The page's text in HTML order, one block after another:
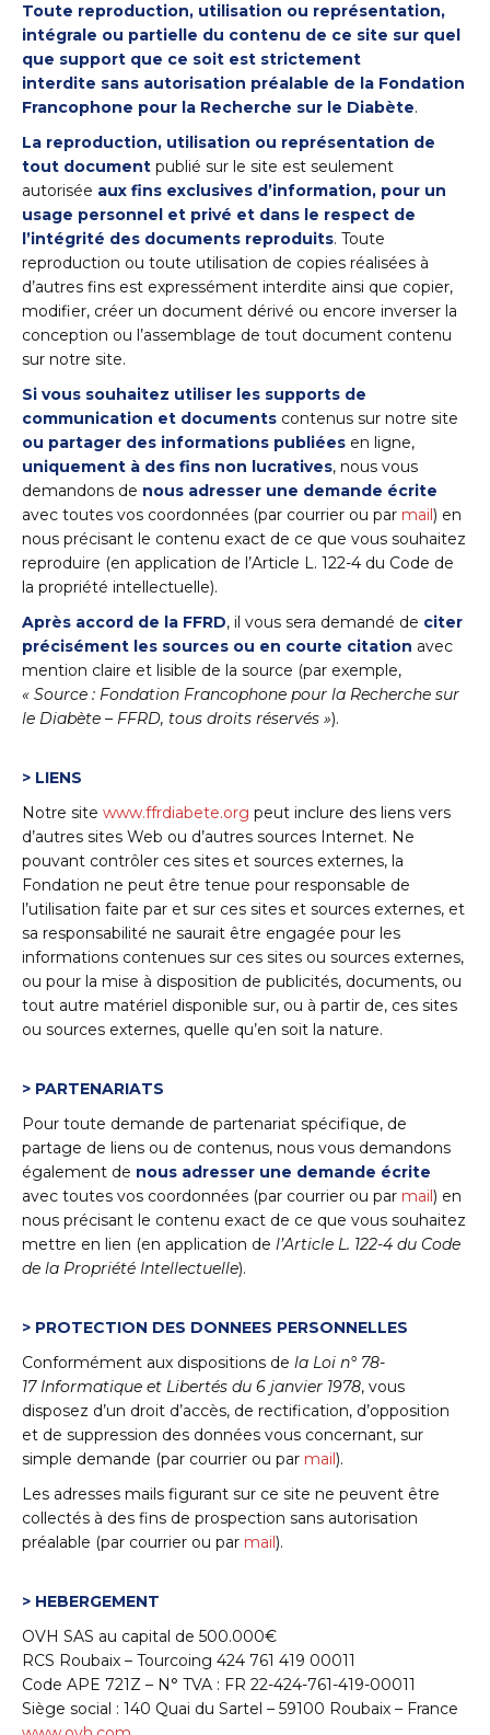
Toute reproduction, utilisation ou représentation,
intégrale ou partielle du contenu de ce site sur quel
que support que ce soit est strictement
interdite sans autorisation préalable de la Fondation
Francophone pour la Recherche sur le Diabète.
La reproduction, utilisation ou représentation de
tout document publié sur le site est seulement
autorisée aux fins exclusives d’information, pour un
usage personnel et privé et dans le respect de
l’intégrité des documents reproduits. Toute
reproduction ou toute utilisation de copies réalisées à
d’autres fins est expressément interdite ainsi que copier,
modifier, créer un document dérivé ou encore inverser la
conception ou l’assemblage de tout document contenu
sur notre site.
Si vous souhaitez utiliser les supports de
communication et documents contenus sur notre site
ou partager des informations publiées en ligne,
uniquement à des fins non lucratives, nous vous
demandons de nous adresser une demande écrite
avec toutes vos coordonnées (par courrier ou par mail) en
nous précisant le contenu exact de ce que vous souhaitez
reproduire (en application de l’Article L. 122-4 du Code de
la propriété intellectuelle).
Après accord de la FFRD, il vous sera demandé de citer
précisément les sources ou en courte citation avec
mention claire et lisible de la source (par exemple,
« Source : Fondation Francophone pour la Recherche sur
le Diabète – FFRD, tous droits réservés »).
> LIENS
Notre site www.ffrdiabete.org peut inclure des liens vers
d’autres sites Web ou d’autres sources Internet. Ne
pouvant contrôler ces sites et sources externes, la
Fondation ne peut être tenue pour responsable de
l’utilisation faite par et sur ces sites et sources externes, et
sa responsabilité ne saurait être engagée pour les
informations contenues sur ces sites ou sources externes,
ou pour la mise à disposition de publicités, documents, ou
tout autre matériel disponible sur, ou à partir de, ces sites
ou sources externes, quelle qu’en soit la nature.
> PARTENARIATS
Pour toute demande de partenariat spécifique, de
partage de liens ou de contenus, nous vous demandons
également de nous adresser une demande écrite
avec toutes vos coordonnées (par courrier ou par mail) en
nous précisant le contenu exact de ce que vous souhaitez
mettre en lien (en application de l’Article L. 122-4 du Code
de la Propriété Intellectuelle).
> PROTECTION DES DONNEES PERSONNELLES
Conformément aux dispositions de la Loi n° 78-
17 Informatique et Libertés du 6 janvier 1978, vous
disposez d’un droit d’accès, de rectification, d’opposition
et de suppression des données vous concernant, sur
simple demande (par courrier ou par mail).
Les adresses mails figurant sur ce site ne peuvent être
collectés à des fins de prospection sans autorisation
préalable (par courrier ou par mail).
> HEBERGEMENT
OVH SAS au capital de 500.000€
RCS Roubaix – Tourcoing 424 761 419 00011
Code APE 721Z – N° TVA : FR 22-424-761-419-00011
Siège social : 140 Quai du Sartel – 59100 Roubaix – France